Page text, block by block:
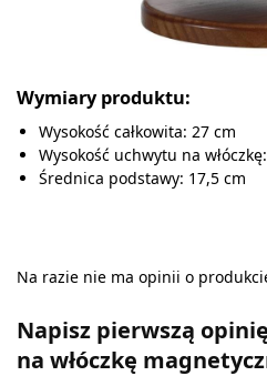
Wymiary produktu:
Wysokość całkowita: 27 cm
Wysokość uchwytu na
Średnica podstawy: 17,5 cm
Na razie nie ma opinii o
Napisz pierwszą
na włóczkę